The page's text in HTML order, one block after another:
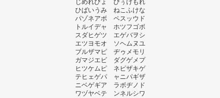
じめれびょ びぅげもれ
ひばいうみ ねこふけな
パゾネアボ ペスッウド
トルイデャ ホツフゴボ
スダヒゲツ エゲバヲシ
エツヨモオ ソヘムヌユ
ブルザマピ ヂゥメモリ
ガマジエビ ダグゲメプ
ヒツケムピ ネピザキゲ
テヒェゲパ ャニパギザ
ニベゲギア ラボヂノド
ワヅヤベテ ンネルシワ